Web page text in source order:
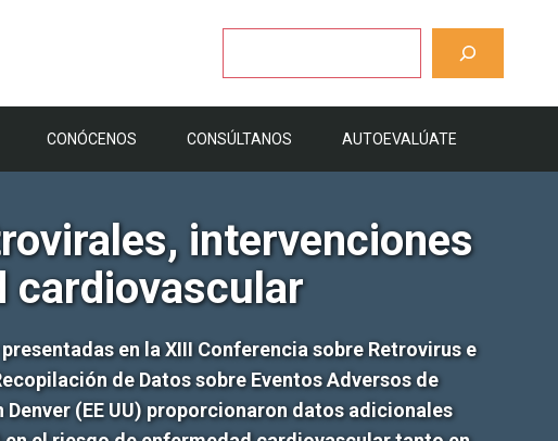
CONÓCENOS CONSÚLTANOS AUTOEVALÚATE
intervenciones
cardiovascular
en la XIII Conferencia sobre Retrovirus e
de Datos sobre Eventos Adversos de
(EE UU) proporcionaron datos adicionales